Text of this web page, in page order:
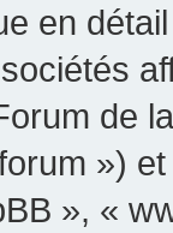
en
de
»)
», «